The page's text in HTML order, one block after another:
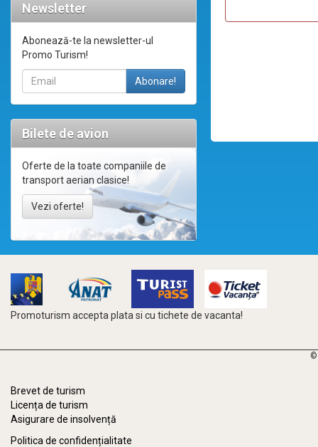
Newsletter
Abonează-te la newsletter-ul
Promo Turism!
Bilete de avion
Oferte de la toate companiile de
transport aerian clasice!
Vezi oferte!
Promoturism accepta plata si cu tichete de vacanta!
©
Brevet de turism
Licența de turism
Asigurare de insolvență
Politica de confidențialitate